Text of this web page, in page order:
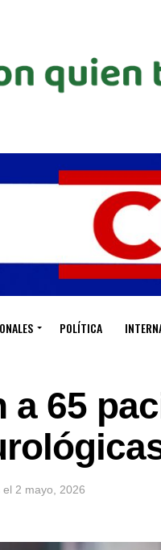
POLÍTICA
a 65
el 2 mayo, 2026